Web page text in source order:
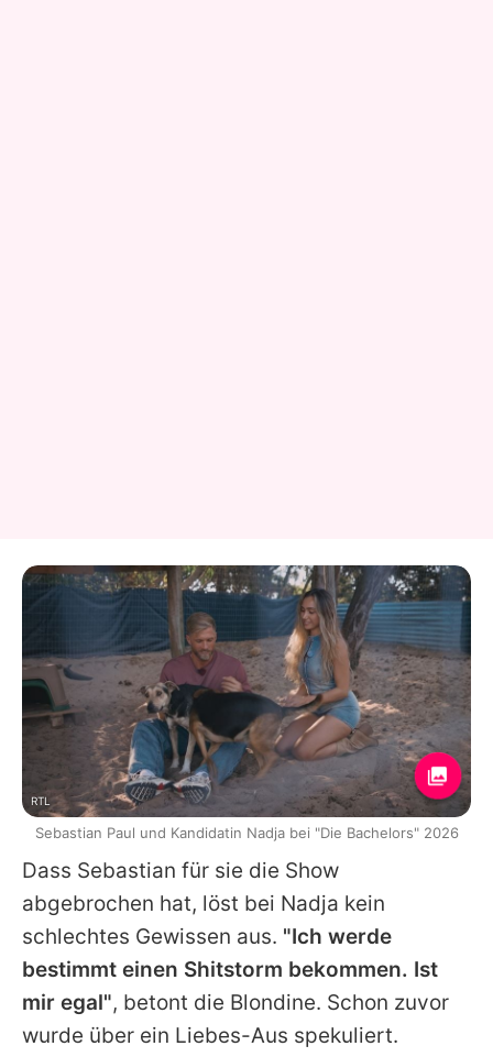
Dass Sebastian für sie die Show
abgebrochen hat, löst bei Nadja kein
schlechtes Gewissen aus. "Ich werde
bestimmt einen Shitstorm bekommen. Ist
mir egal", betont die Blondine. Schon zuvor
wurde über ein Liebes-Aus spekuliert.
RTL
Sebastian Paul und Kandidatin Nadja bei "Die Bachelors" 2026